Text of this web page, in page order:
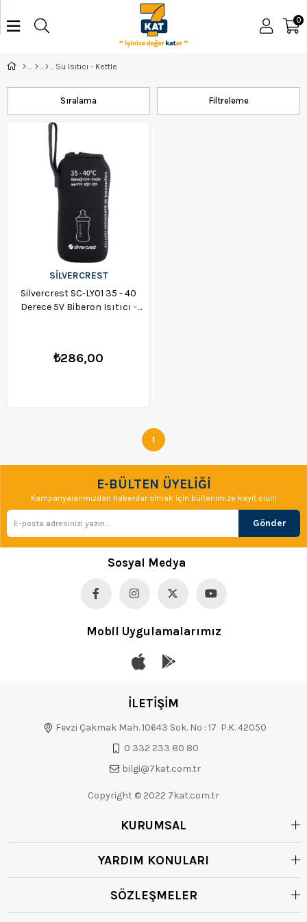
0
Su Isıtıcı - Kettle
Filtreleme
Sıralama
SİLVERCREST
Silvercrest SC-LY01 35 - 40
Derece 5V Biberon Isıtıcı -
₺286,00
1
E-BÜLTEN ÜYELİĞİ
Kampanyalarımızdan haberdar olmak için bültenimize kayıt olun!
Gönder
Sosyal Medya
Mobil Uygulamalarımız
İLETİŞİM
Fevzi Çakmak Mah. 10643 Sok. No : 17 P.K. 42050
0 332 233 80 80
bilgi@7kat.com.tr
Copyright © 2022 7kat.com.tr
KURUMSAL
YARDIM KONULARI
SÖZLEŞMELER